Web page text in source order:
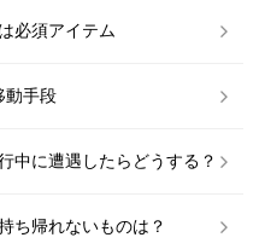
必須アイテム
動手段
中に遭遇したらどうする？
ち帰れないものは？